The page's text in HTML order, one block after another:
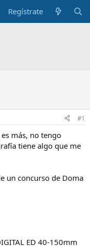
Regístrate
#1
más, no tengo
tiene algo que me
un concurso de Doma
ED 40-150mm